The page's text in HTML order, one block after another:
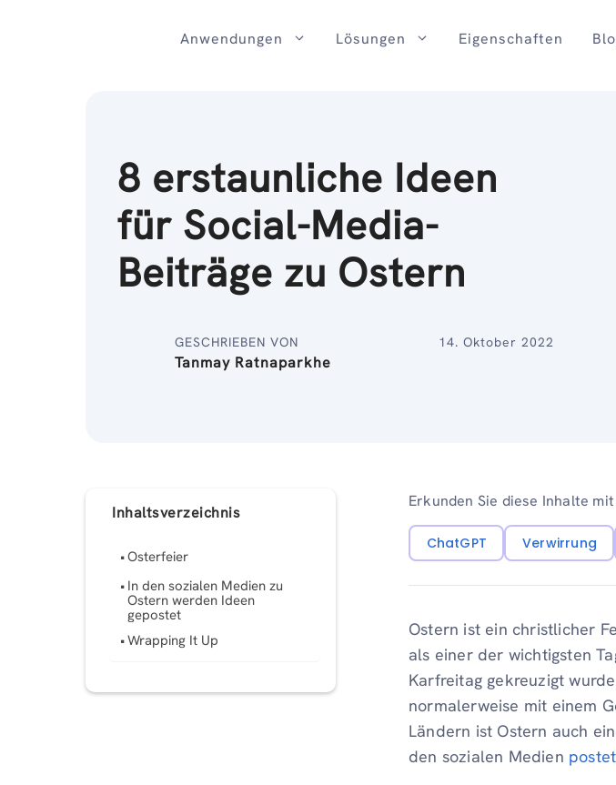
Anwendungen Lösungen Eigenschaften
8 erstaunliche Ideen
für Social-Media-
Beiträge zu Ostern
GESCHRIEBEN VON
Tanmay Ratnaparkhe
14. Oktober 2022
Inhaltsverzeichnis
Osterfeier
In den sozialen Medien zu
Ostern werden Ideen
gepostet
Wrapping It Up
Erkunden Sie diese Inhalte mit
ChatGPT Verwirrung
Ostern ist ein christlicher
als einer der wichtigsten
Karfreitag gekreuzigt
normalerweise mit einem
Ländern ist Ostern auch
den sozialen Medien